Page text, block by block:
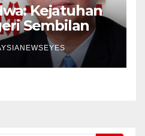
Kejatuhan
Sembilan
Percaya